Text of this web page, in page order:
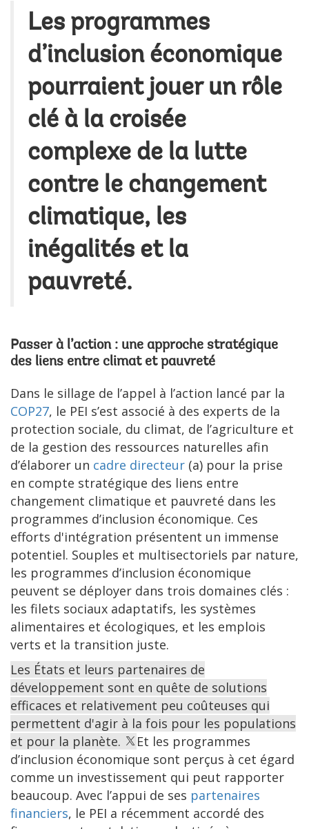
Les programmes
d’inclusion économique
pourraient jouer un rôle
clé à la croisée
complexe de la lutte
contre le changement
climatique, les
inégalités et la
pauvreté.
Passer à l’action : une approche stratégique
des liens entre climat et pauvreté
Dans le sillage de l’appel à l’action lancé par la
COP27, le PEI s’est associé à des experts de la
protection sociale, du climat, de l’agriculture et
de la gestion des ressources naturelles afin
d’élaborer un cadre directeur (a) pour la prise
en compte stratégique des liens entre
changement climatique et pauvreté dans les
programmes d’inclusion économique. Ces
efforts d'intégration présentent un immense
potentiel. Souples et multisectoriels par nature,
les programmes d’inclusion économique
peuvent se déployer dans trois domaines clés :
les filets sociaux adaptatifs, les systèmes
alimentaires et écologiques, et les emplois
verts et la transition juste.
Les États et leurs partenaires de
développement sont en quête de solutions
efficaces et relativement peu coûteuses qui
permettent d'agir à la fois pour les populations
et pour la planète.
Et les programmes
d’inclusion économique sont perçus à cet égard
comme un investissement qui peut rapporter
beaucoup. Avec l’appui de ses partenaires
financiers, le PEI a récemment accordé des